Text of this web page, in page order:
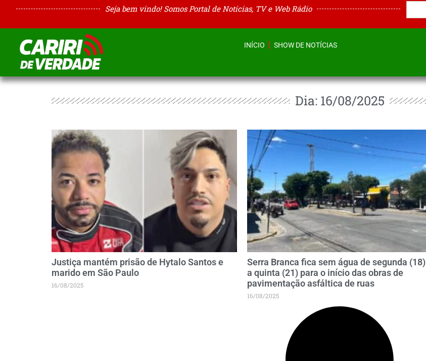
Seja bem vindo! Somos Portal de Notícias, TV e Web Rádio
INÍCIO SHOW DE NOTÍCIAS
Dia: 16/08/2025
Justiça mantém prisão de Hytalo Santos e
marido em São Paulo
16/08/2025
Serra Branca fica sem água de segunda (18)
a quinta (21) para o início das obras de
pavimentação asfáltica de ruas
16/08/2025